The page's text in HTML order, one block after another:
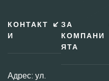
КОНТАКТ
И
Адрес: ул.
ЗА
КОМПАНИ
ЯТА